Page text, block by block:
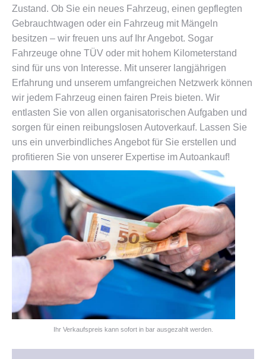
Zustand. Ob Sie ein neues Fahrzeug, einen gepflegten
Gebrauchtwagen oder ein Fahrzeug mit Mängeln
besitzen – wir freuen uns auf Ihr Angebot. Sogar
Fahrzeuge ohne TÜV oder mit hohem Kilometerstand
sind für uns von Interesse. Mit unserer langjährigen
Erfahrung und unserem umfangreichen Netzwerk können
wir jedem Fahrzeug einen fairen Preis bieten. Wir
entlasten Sie von allen organisatorischen Aufgaben und
sorgen für einen reibungslosen Autoverkauf. Lassen Sie
uns ein unverbindliches Angebot für Sie erstellen und
profitieren Sie von unserer Expertise im Autoankauf!
Ihr Verkaufspreis kann sofort in bar ausgezahlt werden.